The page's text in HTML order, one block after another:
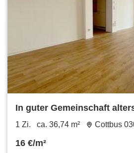
In guter Gemeinschaft
Wohnen!
1 Zi. ca. 36,74 m² Cottbus
16 €/m²